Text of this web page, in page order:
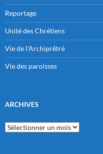
Reportage
Unité des Chrétiens
Vie de l'Archiprêtré
Vie des paroisses
ARCHIVES
Archives